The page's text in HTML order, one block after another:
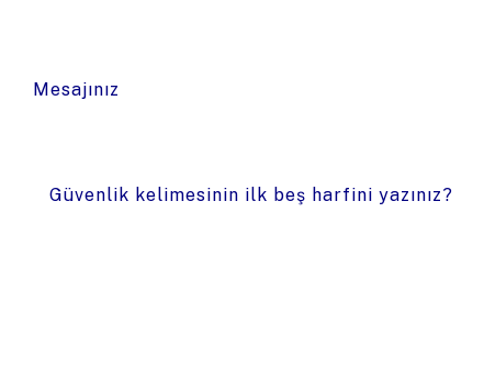
Mesajınız
Güvenlik kelimesinin ilk beş harfini yazınız?